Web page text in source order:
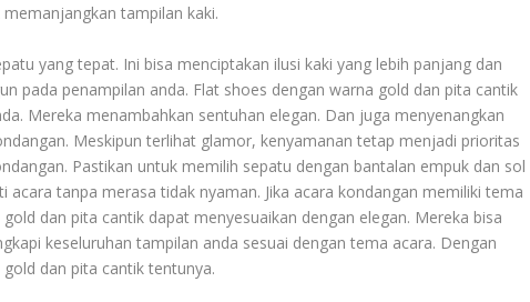
tampilan kaki.
yang tepat. Ini bisa menciptakan ilusi kaki yang lebih panjang dan
pada penampilan anda. Flat shoes dengan warna gold dan pita cantik
Mereka menambahkan sentuhan elegan. Dan juga menyenangkan
Meskipun terlihat glamor, kenyamanan tetap menjadi prioritas
Pastikan untuk memilih sepatu dengan bantalan empuk dan sol
acara tanpa merasa tidak nyaman. Jika acara kondangan memiliki tema
dan pita cantik dapat menyesuaikan dengan elegan. Mereka bisa
keseluruhan tampilan anda sesuai dengan tema acara. Dengan
dan pita cantik tentunya.